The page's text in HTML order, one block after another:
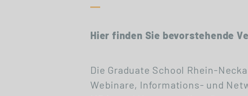
Hier finden Sie bevorstehende
Die Graduate School Rhein-
Webinare, Informations- und